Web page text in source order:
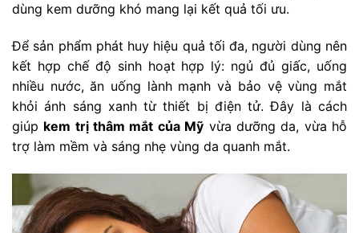
dùng kem dưỡng khó mang lại kết quả tối ưu.
Để sản phẩm phát huy hiệu quả tối đa, người dùng nên
kết hợp chế độ sinh hoạt hợp lý: ngủ đủ giấc, uống
nhiều nước, ăn uống lành mạnh và bảo vệ vùng mắt
khỏi ánh sáng xanh từ thiết bị điện tử. Đây là cách
giúp kem trị thâm mắt của Mỹ vừa dưỡng da, vừa hỗ
trợ làm mềm và sáng nhẹ vùng da quanh mắt.